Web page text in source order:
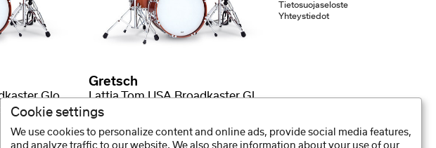
Tom Tom USA Broadkaster Gloss Lacquer
Gretsch
Lattia Tom USA Broadkaster Gloss Lacquer
+6 Tuotevaihtoehdot
Tietosuojaseloste
Yhteystiedot
Cookie settings
We use cookies to personalize content and online ads, provide social media features,
and analyze traffic to our website. We also share information about your use of our